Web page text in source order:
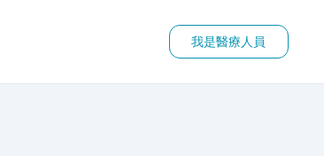
我是醫療人員